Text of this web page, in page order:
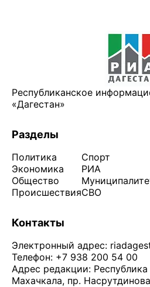
Республиканское
«Дагестан»
Разделы
Политика
Экономика
Общество
Происшествия
Спорт
РИА
СВО
Контакты
Электронный адрес:
Телефон: +7 938 200 54 00
Адрес редакции: Республика
Махачкала, пр.